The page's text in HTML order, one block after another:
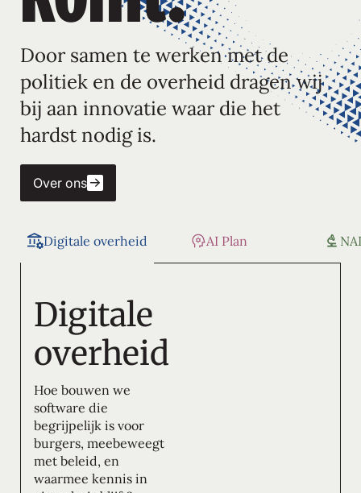
Door samen te werken met de
politiek en de overheid dragen wij
bij aan innovatie waar die het
hardst nodig is.
Over ons
Digitale overheid AI Plan
Digitale
overheid
Hoe bouwen we
software die
begrijpelijk is voor
burgers, meebeweegt
met beleid, en
waarmee kennis in